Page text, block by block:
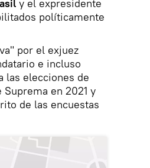
y el expresidente
políticamente
por el exjuez
e incluso
las elecciones de
en 2021 y
de las encuestas